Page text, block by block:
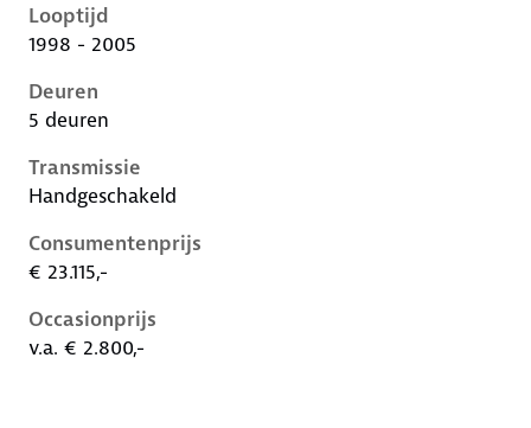
Looptijd
1998 - 2005
Deuren
5 deuren
Transmissie
Handgeschakeld
Consumentenprijs
€ 23.115,-
Occasionprijs
v.a. € 2.800,-